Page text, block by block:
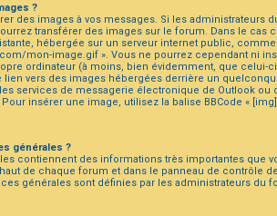
?
des images à vos messages. Si les administrateurs
transférer des images sur le forum. Dans le cas
hébergée sur un serveur internet public,
mon-image.gif ». Vous ne pourrez cependant ni
ordinateur (à moins, bien évidemment, que celui-
lien vers des images hébergées derrière un
services de messagerie électronique de Outlook ou
insérer une image, utilisez la balise BBCode « [img]
générales ?
contiennent des informations très importantes que
de chaque forum et dans le panneau de contrôle
générales sont définies par les administrateurs du